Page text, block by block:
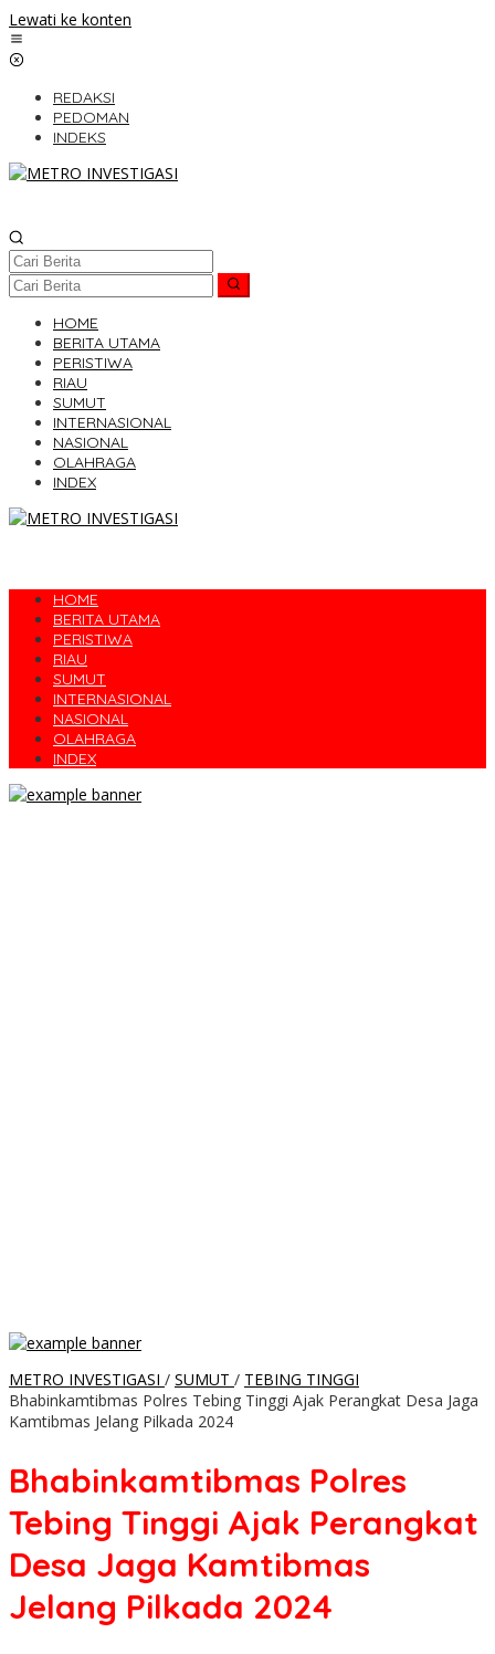
Lewati ke konten
REDAKSI
PEDOMAN
INDEKS
HOME
BERITA UTAMA
PERISTIWA
RIAU
SUMUT
INTERNASIONAL
NASIONAL
OLAHRAGA
INDEX
HOME
BERITA UTAMA
PERISTIWA
RIAU
SUMUT
INTERNASIONAL
NASIONAL
OLAHRAGA
INDEX
METRO INVESTIGASI / SUMUT / TEBING TINGGI
Bhabinkamtibmas Polres Tebing Tinggi Ajak Perangkat Desa Jaga
Kamtibmas Jelang Pilkada 2024
Bhabinkamtibmas Polres
Tebing Tinggi Ajak Perangkat
Desa Jaga Kamtibmas
Jelang Pilkada 2024